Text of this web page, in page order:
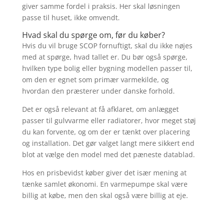
giver samme fordel i praksis. Her skal løsningen
passe til huset, ikke omvendt.
Hvad skal du spørge om, før du køber?
Hvis du vil bruge SCOP fornuftigt, skal du ikke nøjes
med at spørge, hvad tallet er. Du bør også spørge,
hvilken type bolig eller bygning modellen passer til,
om den er egnet som primær varmekilde, og
hvordan den præsterer under danske forhold.
Det er også relevant at få afklaret, om anlægget
passer til gulvvarme eller radiatorer, hvor meget støj
du kan forvente, og om der er tænkt over placering
og installation. Det gør valget langt mere sikkert end
blot at vælge den model med det pæneste datablad.
Hos en prisbevidst køber giver det især mening at
tænke samlet økonomi. En varmepumpe skal være
billig at købe, men den skal også være billig at eje.